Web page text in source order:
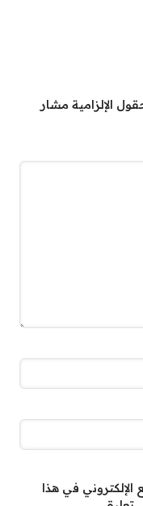
الإلزامية مشار
الإلكتروني في هذا